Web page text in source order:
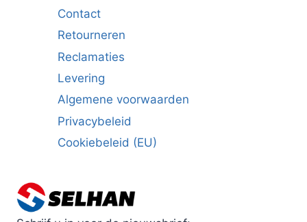
Contact
Retourneren
Reclamaties
Levering
Algemene voorwaarden
Privacybeleid
Cookiebeleid (EU)